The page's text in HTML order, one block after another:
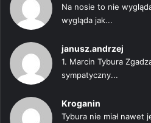
Na nosie to nie
wygląda jak...
janusz.andrzej
1. Marcin Tybura
sympatyczny...
Kroganin
Tybura nie miał nawet